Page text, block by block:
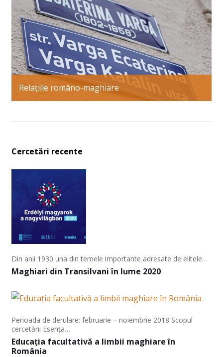
Relațiile româno-maghiare
Cercetări recente
Maghiari din Transilvani în lume 2020
Din anii 1930 una din temele importante adresate de elitele…
Educația facultativă a limbii maghiare în
România
Perioada de derulare: februarie – noiembrie 2018 Scopul
cercetării Esența…